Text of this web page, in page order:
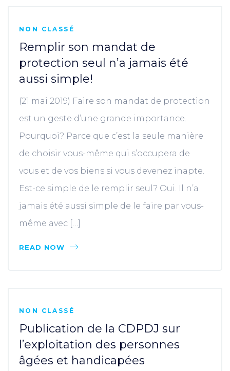
NON CLASSÉ
Remplir son mandat de
protection seul n’a jamais été
aussi simple!
(21 mai 2019) Faire son mandat de protection
est un geste d’une grande importance.
Pourquoi? Parce que c’est la seule manière
de choisir vous-même qui s’occupera de
vous et de vos biens si vous devenez inapte.
Est-ce simple de le remplir seul? Oui. Il n’a
jamais été aussi simple de le faire par vous-
même avec […]
READ NOW
NON CLASSÉ
Publication de la CDPDJ sur
l’exploitation des personnes
âgées et handicapées